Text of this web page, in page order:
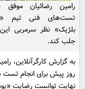
رامین رضائیان
تست‌های فنی تیم
بلژیک» نظر سرمربی
جلب کند.
روز پیش برای انجام تست
نهایت توانست رضایت